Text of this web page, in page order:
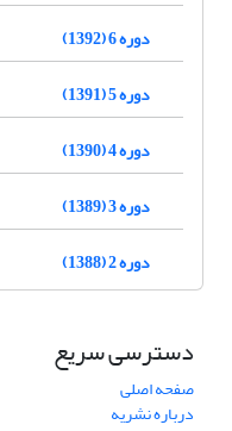
دوره 6 (1392)
دوره 5 (1391)
دوره 4 (1390)
دوره 3 (1389)
دوره 2 (1388)
دسترسی سریع
صفحه اصلی
درباره نشریه